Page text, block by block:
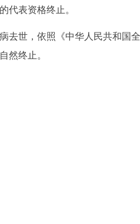
代表资格终止。
去世，依照《中华人民共和国
然终止。